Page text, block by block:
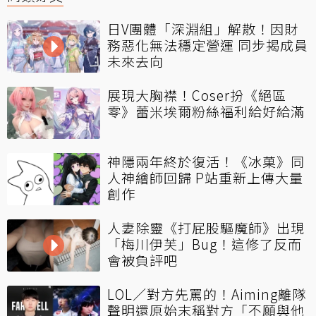
日V團體「深淵組」解散！因財
務惡化無法穩定營運 同步揭成員
未來去向
展現大胸襟！Coser扮《絕區
零》蕾米埃爾粉絲福利給好給滿
神隱兩年終於復活！《冰菓》同
人神繪師回歸 P站重新上傳大量
創作
人妻除靈《打屁股驅魔師》出現
「梅川伊芙」Bug！這修了反而
會被負評吧
LOL／對方先罵的！Aiming離隊
聲明還原始末稱對方「不願與他